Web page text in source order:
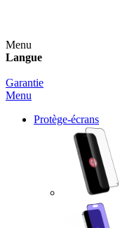
Menu
Langue
Garantie
Menu
Protège-écrans